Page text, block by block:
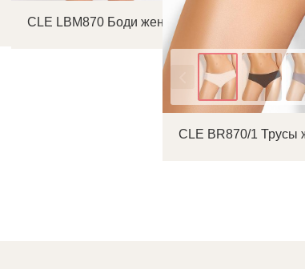
CLE LBM870 Боди женское
CLE BR870/1 Трусы